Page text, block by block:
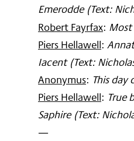
Emerodde (Text:
Robert Fayrfax:
Piers Hellawell:
Iacent (Text:
Anonymus: This day
Piers Hellawell: True
Saphire (Text:
—